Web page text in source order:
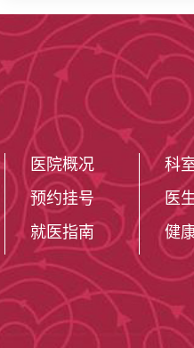
医院概况
预约挂号
就医指南
科
医
健